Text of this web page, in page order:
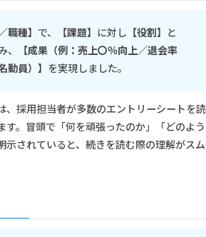
職種】 で、 【課題】 に対し 【役割】 と
【成果（例：売上〇％向上／退会率
動員）】 を実現しました。
、採用担当者が多数のエントリーシートを読
す。冒頭で「何を頑張ったのか」「どのよう
示されていると、続きを読む際の理解がスム